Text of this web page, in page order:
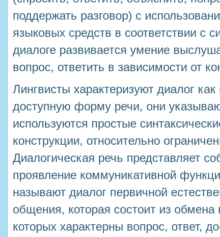
поддержать разговор) с
языковых средств в соответствии с
диалоге развивается умение
вопрос, ответить в зависимости от
Лингвисты характеризуют диалог
доступную форму речи, они
используются простые
конструкции, относительно
Диалогическая речь представляет
проявление коммуникативной
называют диалог первичной
общения, которая состоит из
которых характерны вопрос, ответ,